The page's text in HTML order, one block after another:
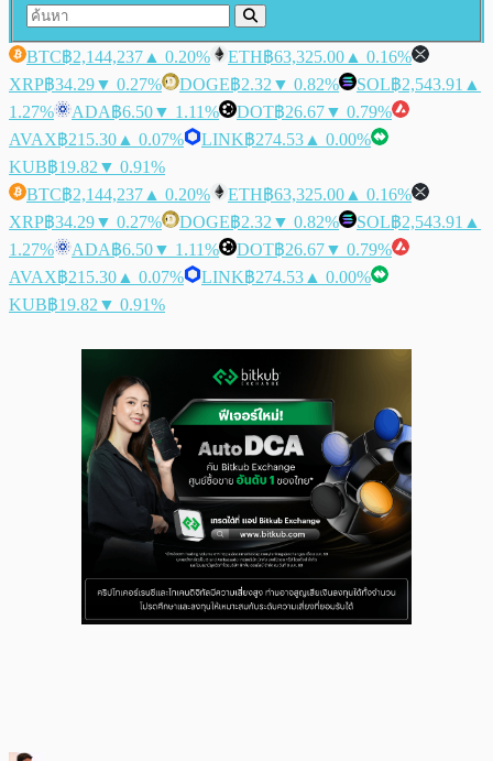
BTC฿2,144,237 ▲ 0.20% ETH฿63,325.00 ▲ 0.16%
XRP฿34.29▼ 0.27% DOGE฿2.32 ▼ 0.82% SOL฿2,543.91 ▲
1.27%
ADA฿6.50▼ 1.11% DOT฿26.67▼ 0.79%
AVAX฿215.30 ▲ 0.07% LINK฿274.53 ▲ 0.00%
KUB฿19.82 ▼ 0.91%
BTC฿2,144,237 ▲ 0.20% ETH฿63,325.00 ▲ 0.16%
XRP฿34.29▼ 0.27% DOGE฿2.32 ▼ 0.82% SOL฿2,543.91 ▲
1.27%
ADA฿6.50▼ 1.11% DOT฿26.67▼ 0.79%
AVAX฿215.30 ▲ 0.07% LINK฿274.53 ▲ 0.00%
KUB฿19.82 ▼ 0.91%